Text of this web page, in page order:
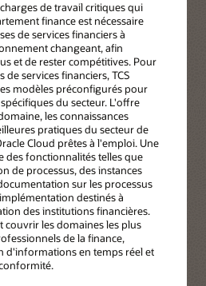
de travail critiques qui
finance est nécessaire
de services financiers à
changeant, afin
et de rester compétitives. Pour
services financiers, TCS
modèles préconfigurés pour
du secteur. L'offre
les connaissances
pratiques du secteur de
Cloud prêtes à l'emploi. Une
des fonctionnalités telles que
de processus, des instances
sur les processus
destinés à
des institutions financières.
couvrir les domaines les plus
de la finance,
d'informations en temps réel et